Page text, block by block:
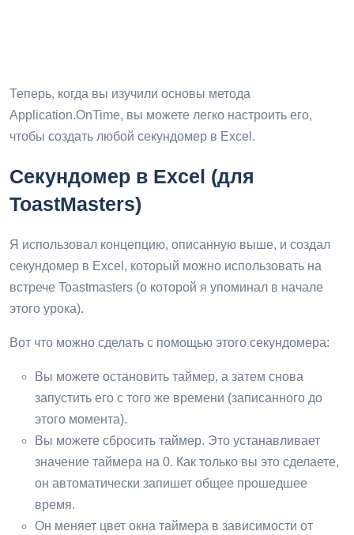
Теперь, когда вы изучили основы метода
Application.OnTime, вы можете легко настроить его,
чтобы создать любой секундомер в Excel.
Секундомер в Excel (для
ToastMasters)
Я использовал концепцию, описанную выше, и создал
секундомер в Excel, который можно использовать на
встрече Toastmasters (о которой я упоминал в начале
этого урока).
Вот что можно сделать с помощью этого секундомера:
Вы можете остановить таймер, а затем снова
запустить его с того же времени (записанного до
этого момента).
Вы можете сбросить таймер. Это устанавливает
значение таймера на 0. Как только вы это сделаете,
он автоматически запишет общее прошедшее
время.
Он меняет цвет окна таймера в зависимости от